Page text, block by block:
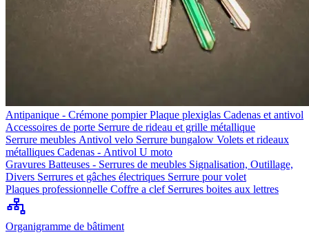
Antipanique - Crémone pompierPlaque plexiglas Cadenas et antivol
Accessoires de porte Serrure de rideau et grille métallique
Serrure meubles Antivol velo Serrure bungalow Volets et rideaux
métalliques Cadenas - Antivol U moto
Gravures Batteuses - Serrures de meubles Signalisation, Outillage,
Divers Serrures et gâches électriques Serrure pour volet
Plaques professionnelle Coffre a clef Serrures boites aux lettres
Organigramme de bâtiment